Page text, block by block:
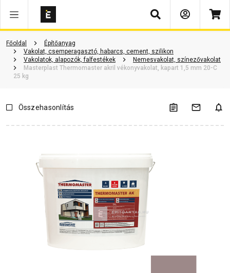
Keresés
Főoldal
Építőanyag
Vakolat, csemperagasztó, habarcs, cement, szilikon
Vakolatok, alapozók, falfestékek
Nemesvakolat, színezővakolat
Masterplast Thermomaster akril vékonyvakolat, kapart 1,5 mm 20-C
25 kg
Vásárlói vélemények Kérdések és válaszok Kapcsolódó cikkek
Összehasonlítás